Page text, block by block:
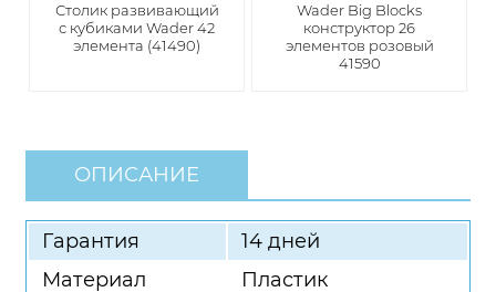
Столик развивающий
с кубиками Wader 42
элемента (41490)
Wader Big Blocks
конструктор 26
элементов розовый
41590
ОПИСАНИЕ
Гарантия
14 дней
Материал
Пластик